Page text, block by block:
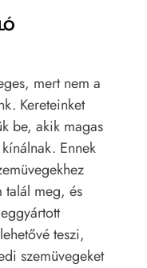
mert nem a
Kereteinket
be, akik magas
Ennek
talál meg, és
teszi,
szemüvegeket